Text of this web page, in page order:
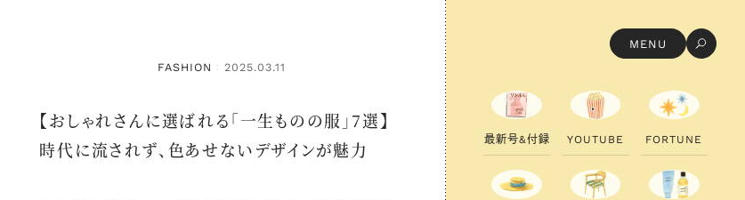
MENU
FASHION ： 2025.03.11
【おしゃれさんに選ばれる「一生ものの服」7選】
時代に流されず、色あせないデザインが魅力
最新号&付録 YOUTU B E FORTU N E